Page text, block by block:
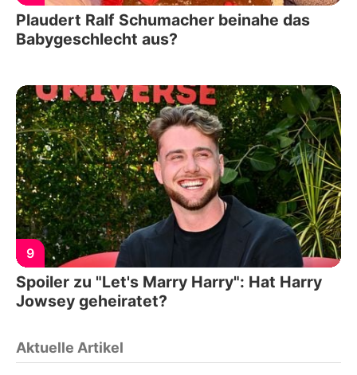
Plaudert Ralf Schumacher beinahe das
Babygeschlecht aus?
9
Spoiler zu "Let's Marry Harry": Hat Harry
Jowsey geheiratet?
Aktuelle Artikel